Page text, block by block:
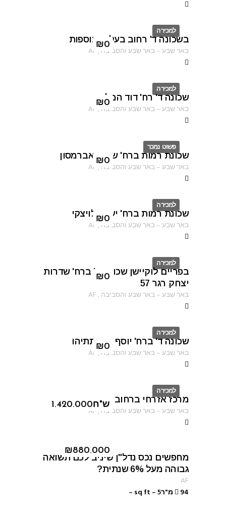
למכירה
ID
₪0
בשכונה ד' רחוב בעלי התוספות
באר שבע–באר שבע והסביבה ,
AF
למכירה
ID
₪0
שכונה ד' רח' דוד המלך
באר שבע–באר שבע והסביבה ,
AF
פשוט נמכר
ID
₪0
שכונת רמות ברח' שרגא אברמסון
באר שבע–באר שבע והסביבה ,
AF
למכירה
ID
₪0
שכונת רמות ברח' יעקב לויצקי
באר שבע–באר שבע והסביבה ,
AF
למכירה
ID
₪0
בפריים לוקיישן שכונה ב' ברח' שדרות
יצחק רגר 57
באר שבע–באר שבע והסביבה ,
AF
למכירה
ID
₪0
שכונה ד' ברח' יוסף בן מתתיהו
באר שבע–באר שבע והסביבה ,
AF
למכירה
ID ש"ח1.420.000
מרכז אזרחי ברחוב התקווה
באר שבע–באר שבע והסביבה ,
AF
₪880.000
מחפשים נכס נדל"ן שיניב לכם תשואה
גבוהה מעל 6% שנתית?
AF
94 מ"רsq ft
–5
–